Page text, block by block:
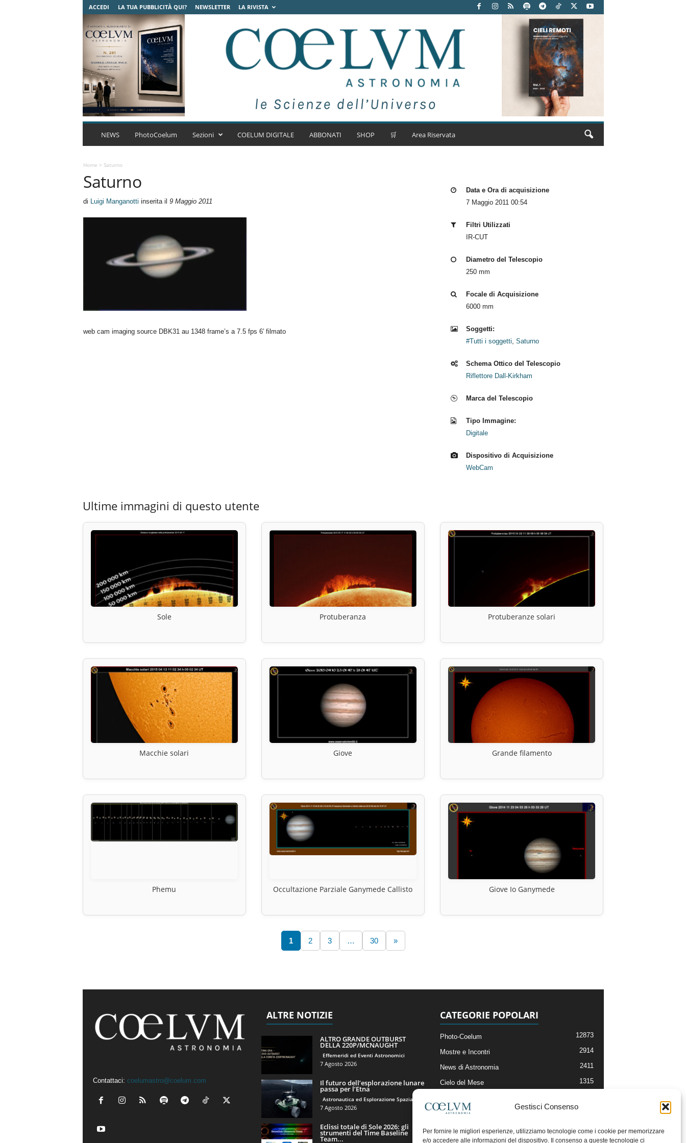
Gestisci Consenso
Per fornire le migliori esperienze, utilizziamo tecnologie come i cookie per memorizzare
e/o accedere alle informazioni del dispositivo. Il consenso a queste tecnologie ci
ACCEDI LA TUA PUBBLICITÀ QUI? NEWSLETTER LA RIVISTA
C
t
r
o
m
NEWS PhotoCoelum Sezioni COELUM DIGITALE ABBONATI SHOP 🛒 Area Riservata
Home > Saturno
Saturno
di Luigi Manganotti inserita il 9 Maggio 2011
web cam imaging source DBK31 au 1348 frame’s a 7.5 fps 6′ filmato
Data e Ora di acquisizione
7 Maggio 2011 00:54
Filtri Utilizzati
IR-CUT
Diametro del Telescopio
250 mm
Focale di Acquisizione
6000 mm
Soggetti:
#Tutti i soggetti, Saturno
Schema Ottico del Telescopio
Riflettore Dall-Kirkham
Marca del Telescopio
Tipo Immagine:
Digitale
Dispositivo di Acquisizione
WebCam
Ultime immagini di questo utente
Sole Protuberanza Protuberanze solari
Macchie solari Giove Grande filamento
Phemu Occultazione Parziale Ganymede Callisto Giove Io Ganymede
1 2 3 … 30 »
Contattaci: coelumastro@coelum.com
ALTRE NOTIZIE
ALTRO GRANDE OUTBURST
DELLA 220P/MCNAUGHT
Effemeridi ed Eventi Astronomici
7 Agosto 2026
Il futuro dell’esplorazione lunare
passa per l’Etna
Astronautica ed Esplorazione Spaziale
7 Agosto 2026
Eclissi totale di Sole 2026: gli
strumenti del Time Baseline
Team...
CATEGORIE POPOLARI
Photo-Coelum 12873
Mostre e Incontri 2914
News di Astronomia 2411
Cielo del Mese 1315
Articoli e Risorse On-Line
Il Blog della Redazione